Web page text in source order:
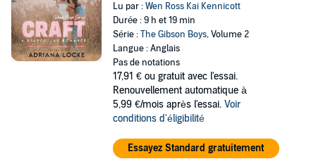
Lu par :Wen Ross Kai Kennicott
Durée : 9 h et 19 min
Série :The Gibson Boys, Volume 2
Langue : Anglais
Pas de notations
17,91 € ou gratuit avec l'essai.
Renouvellement automatique à
5,99 €/mois après l'essai. Voir
conditions d'éligibilité
Essayez Standard gratuitement